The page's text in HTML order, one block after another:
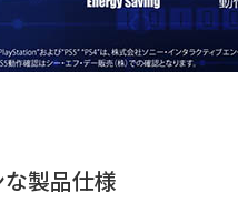
製品仕様